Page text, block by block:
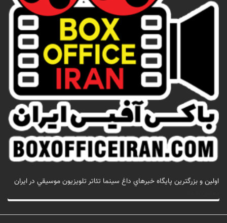
اولين و بزرگترين پايگاه خبرهاي داغ سينما تئاتر تلويزيون موسيقي در ايران